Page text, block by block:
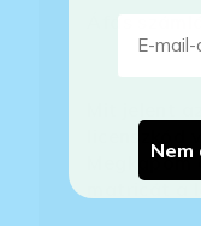
matricát a